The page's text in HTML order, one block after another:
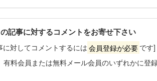
記事に対するコメントをお寄せ下さい
に対してコメントするには 会員登録が必要 です]
料会員または無料メール会員のいずれかに登